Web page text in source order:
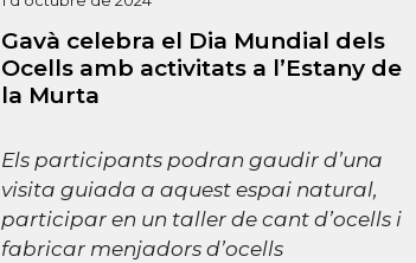
Gavà celebra el Dia Mundial dels
Ocells amb activitats a l’Estany de
la Murta
Els participants podran gaudir d’una
visita guiada a aquest espai natural,
participar en un taller de cant d’ocells i
fabricar menjadors d’ocells